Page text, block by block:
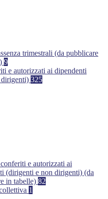
trimestrali (da pubblicare
9
e autorizzati ai dipendenti
325
e autorizzati ai
(dirigenti e non dirigenti) (da
in tabelle) 82
1